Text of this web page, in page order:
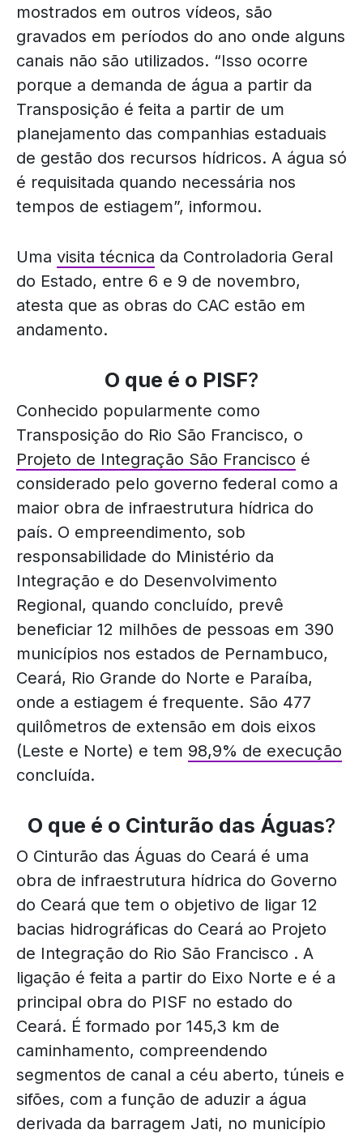
mostrados em outros vídeos, são
gravados em períodos do ano onde alguns
canais não são utilizados. “Isso ocorre
porque a demanda de água a partir da
Transposição é feita a partir de um
planejamento das companhias estaduais
de gestão dos recursos hídricos. A água só
é requisitada quando necessária nos
tempos de estiagem”, informou.
Uma visita técnica da Controladoria Geral
do Estado, entre 6 e 9 de novembro,
atesta que as obras do CAC estão em
andamento.
O que é o PISF?
Conhecido popularmente como
Transposição do Rio São Francisco, o
Projeto de Integração São Francisco é
considerado pelo governo federal como a
maior obra de infraestrutura hídrica do
país. O empreendimento, sob
responsabilidade do Ministério da
Integração e do Desenvolvimento
Regional, quando concluído, prevê
beneficiar 12 milhões de pessoas em 390
municípios nos estados de Pernambuco,
Ceará, Rio Grande do Norte e Paraíba,
onde a estiagem é frequente. São 477
quilômetros de extensão em dois eixos
(Leste e Norte) e tem 98,9% de execução
concluída.
O que é o Cinturão das Águas?
O Cinturão das Águas do Ceará é uma
obra de infraestrutura hídrica do Governo
do Ceará que tem o objetivo de ligar 12
bacias hidrográficas do Ceará ao Projeto
de Integração do Rio São Francisco . A
ligação é feita a partir do Eixo Norte e é a
principal obra do PISF no estado do
Ceará. É formado por 145,3 km de
caminhamento, compreendendo
segmentos de canal a céu aberto, túneis e
sifões, com a função de aduzir a água
derivada da barragem Jati, no município